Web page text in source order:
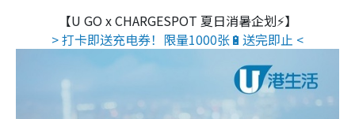
【U GO x CHARGESPOT 夏日消暑企划⚡】
> 打卡即送充电券！限量1000张🔋送完即止 <